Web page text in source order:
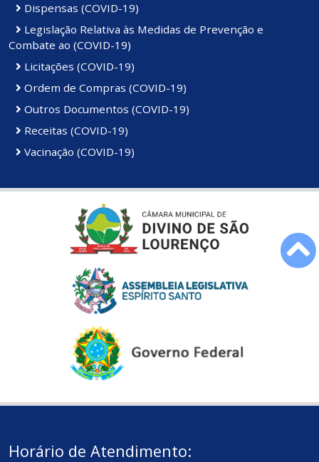
Dispensas (COVID-19)
Legislação Relativa às Medidas de Prevenção e
Combate ao (COVID-19)
Licitações (COVID-19)
Ordem de Compras (COVID-19)
Outros Documentos (COVID-19)
Receitas (COVID-19)
Vacinação (COVID-19)
Horário de Atendimento: